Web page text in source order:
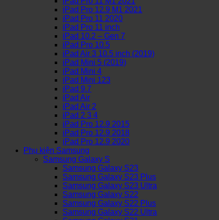
iPad Pro 12.9 M1 2021
iPad Pro 11 2020
iPad Pro 11 inch
iPad 10.2 – Gen 7
iPad Pro 10.5
iPad Air 3 10.5 inch (2019)
iPad Mini 5 (2019)
iPad Mini 4
iPad Mini 123
iPad 9.7
iPad Air
iPad Air 2
iPad 2 3 4
iPad Pro 12.9 2015
iPad Pro 12.9 2018
iPad Pro 12.9 2020
Phụ kiện Samsung
Samsung Galaxy S
Samsung Galaxy S23
Samsung Galaxy S23 Plus
Samsung Galaxy S23 Ultra
Samsung Galaxy S22
Samsung Galaxy S22 Plus
Samsung Galaxy S22 Ultra